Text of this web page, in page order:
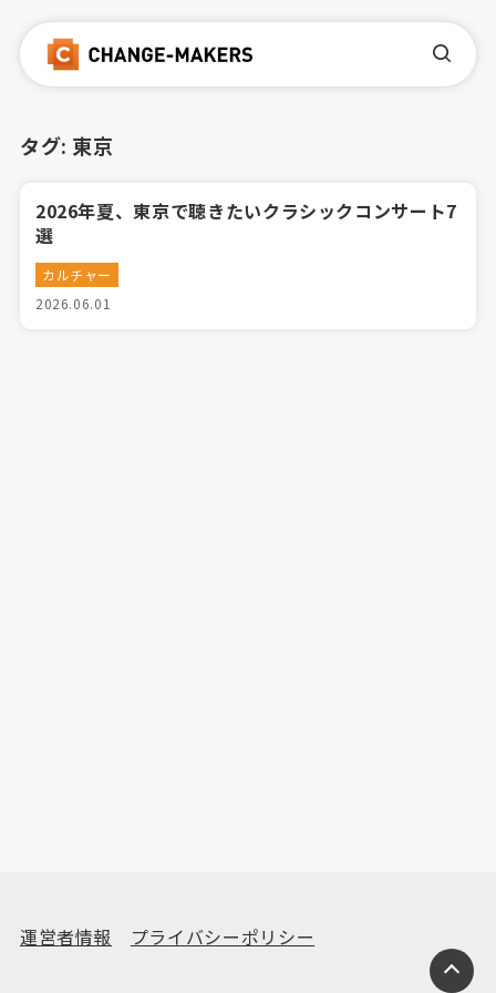
タグ: 東京
2026年夏、東京で聴きたいクラシックコンサート7
選
カルチャー
2026.06.01
運営者情報 プライバシーポリシー